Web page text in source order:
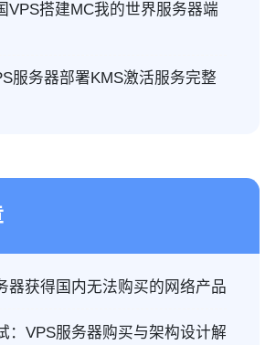
VPS搭建MC我的世界服务器端
服务器部署KMS激活服务完整
器获得国内无法购买的网络产品
：VPS服务器购买与架构设计解